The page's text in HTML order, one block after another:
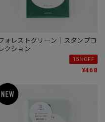
ォレストグリーン｜スタンプコ
レクション
15%OFF
¥468